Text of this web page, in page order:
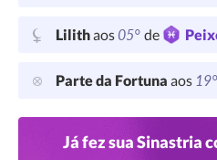
Lilithaos05° de
Parte da Fortuna aos 19°
Já fez sua Sinastria